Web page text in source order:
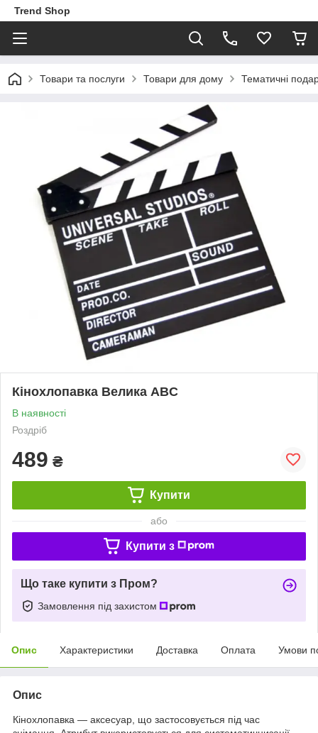
Trend Shop
Товари та послуги Товари для дому Тематичні
Кінохлопавка Велика ABC
В наявності
Роздріб
489 ₴
Купити
або
Купити з
Що таке купити з Пром?
Замовлення під захистом
Опис Характеристики Доставка Оплата Умови
Опис
Кінохлопавка — аксесуар, що застосовується під час